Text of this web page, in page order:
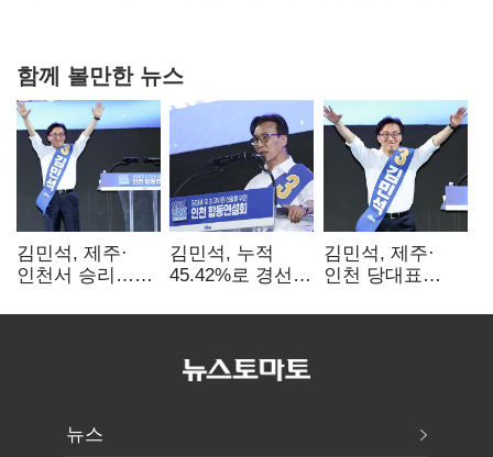
함께 볼만한 뉴스
김민석, 제주·
인천서 승리…
탈환'(종합)
김민석, 누적
45.42%로 경선
격차
김민석, 제주·
인천 당대표
뉴스